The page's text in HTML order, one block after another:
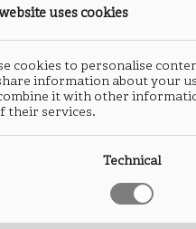
类型：
尺寸：
uses cookies
cookies to personalise
information about your
it with other
their services.
Technical